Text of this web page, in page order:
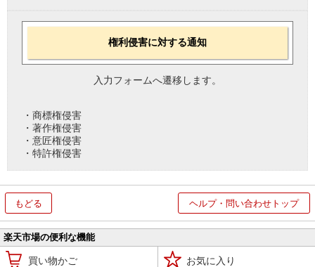
権利侵害に対する通知
入力フォームへ遷移します。
・商標権侵害
・著作権侵害
・意匠権侵害
・特許権侵害
もどる ヘルプ・問い合わせトップ
楽天市場の便利な機能
買い物かご お気に入り